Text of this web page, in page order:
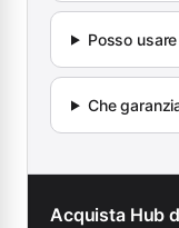
Posso
Che
Acquista Hub